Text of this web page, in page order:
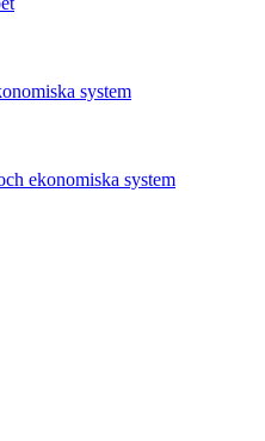
system
ekonomiska system